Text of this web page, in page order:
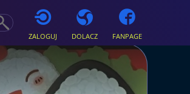
ZALOGUJ DOLACZ FANPAGE